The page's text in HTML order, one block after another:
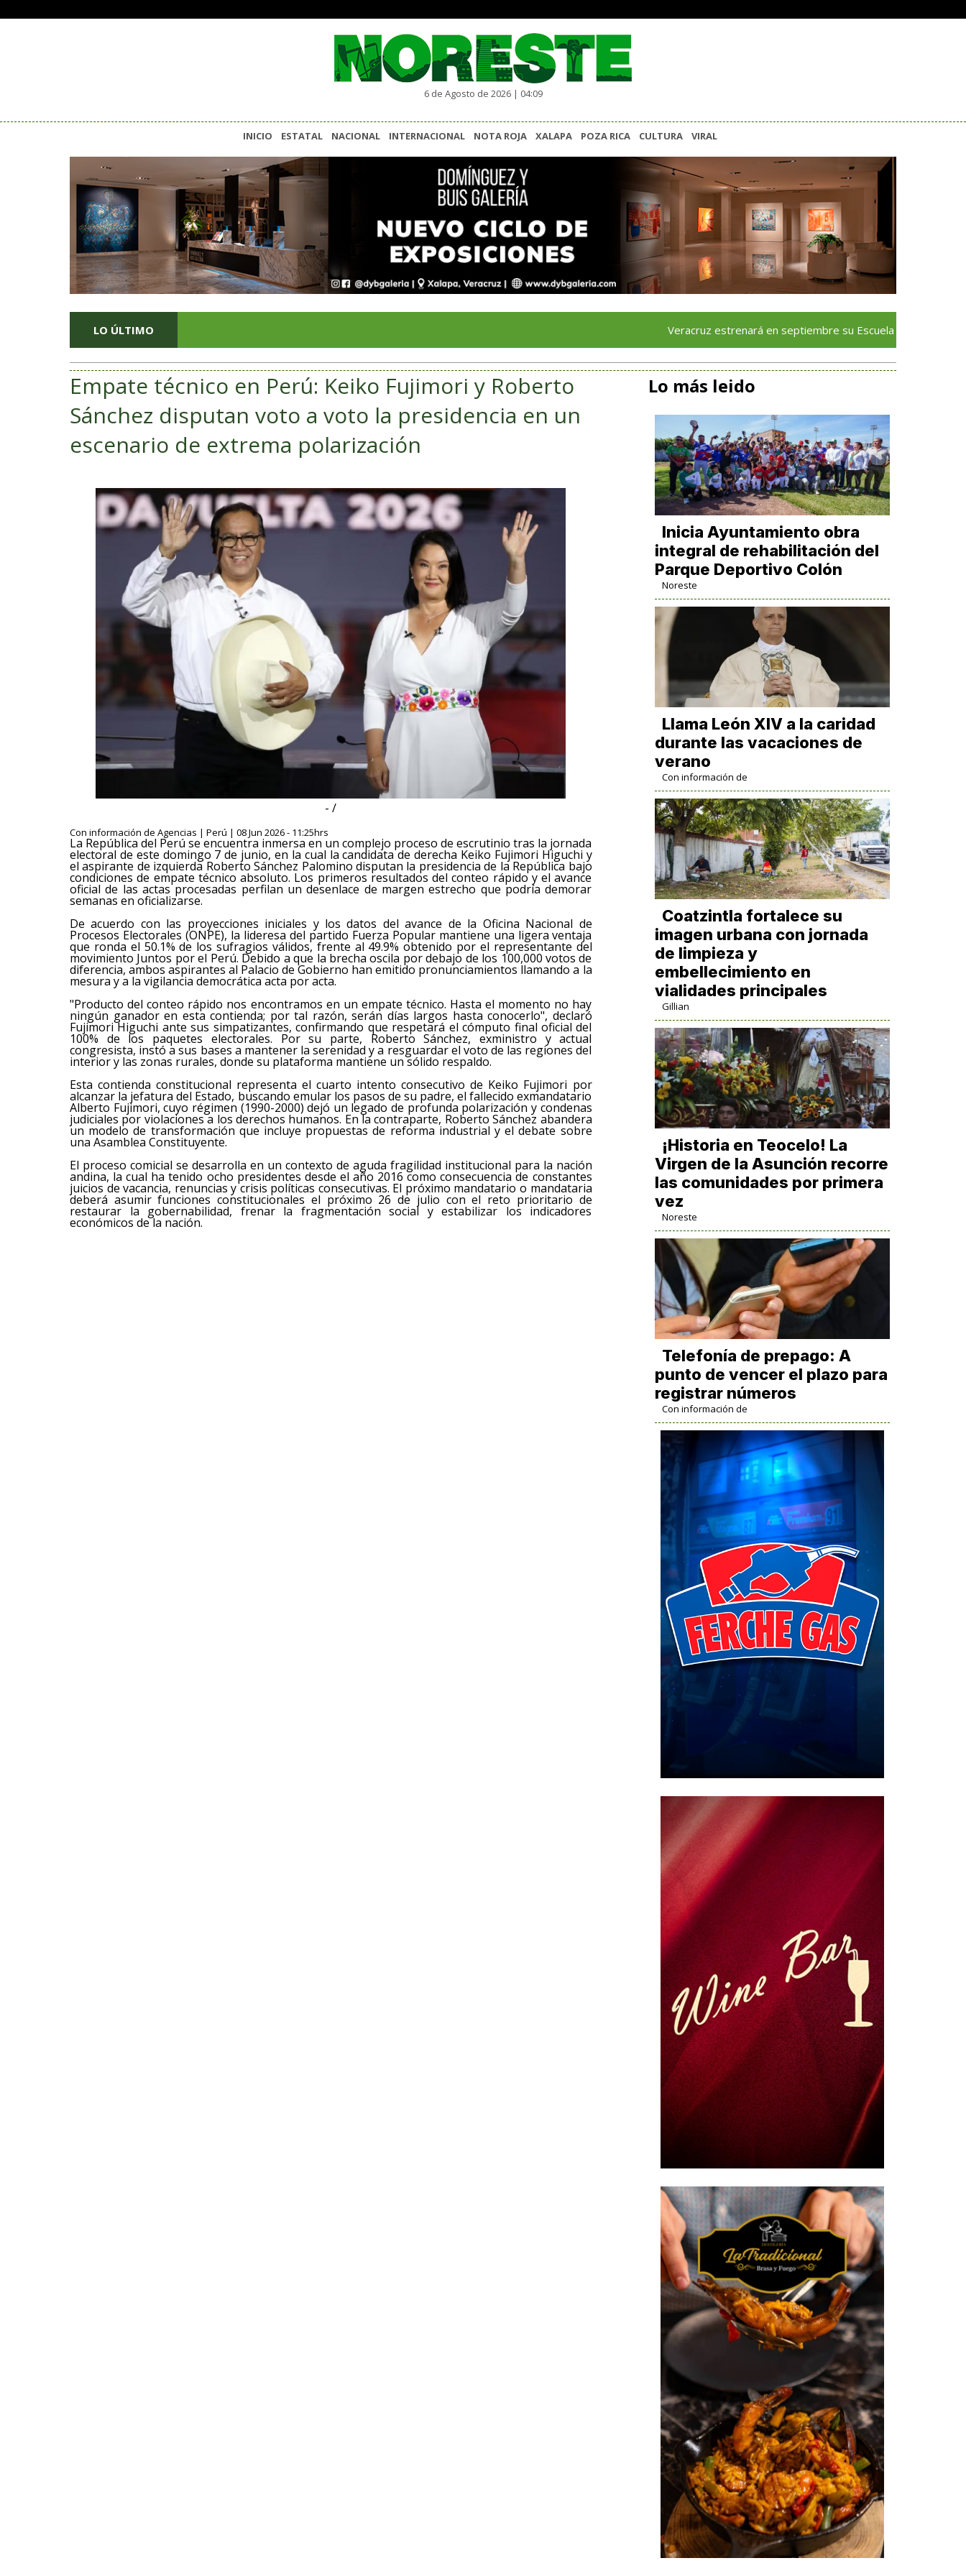
6 de Agosto de 2026 | 04:09
INICIO ESTATAL NACIONAL INTERNACIONAL NOTA ROJA XALAPA POZA RICA CULTURA VIRAL
LO ÚLTIMO Veracruz estrenará en septiembre su Escuela de Servicios Turísticos:
Empate técnico en Perú: Keiko Fujimori y Roberto
Sánchez disputan voto a voto la presidencia en un
escenario de extrema polarización
- /
Con información de Agencias | Perú | 08 Jun 2026 - 11:25hrs
La República del Perú se encuentra inmersa en un complejo proceso de escrutinio tras la jornada
electoral de este domingo 7 de junio, en la cual la candidata de derecha Keiko Fujimori Higuchi y
el aspirante de izquierda Roberto Sánchez Palomino disputan la presidencia de la República bajo
condiciones de empate técnico absoluto. Los primeros resultados del conteo rápido y el avance
oficial de las actas procesadas perfilan un desenlace de margen estrecho que podría demorar
semanas en oficializarse.
De acuerdo con las proyecciones iniciales y los datos del avance de la Oficina Nacional de
Procesos Electorales (ONPE), la lideresa del partido Fuerza Popular mantiene una ligera ventaja
que ronda el 50.1% de los sufragios válidos, frente al 49.9% obtenido por el representante del
movimiento Juntos por el Perú. Debido a que la brecha oscila por debajo de los 100,000 votos de
diferencia, ambos aspirantes al Palacio de Gobierno han emitido pronunciamientos llamando a la
mesura y a la vigilancia democrática acta por acta.
"Producto del conteo rápido nos encontramos en un empate técnico. Hasta el momento no hay
ningún ganador en esta contienda; por tal razón, serán días largos hasta conocerlo", declaró
Fujimori Higuchi ante sus simpatizantes, confirmando que respetará el cómputo final oficial del
100% de los paquetes electorales. Por su parte, Roberto Sánchez, exministro y actual
congresista, instó a sus bases a mantener la serenidad y a resguardar el voto de las regiones del
interior y las zonas rurales, donde su plataforma mantiene un sólido respaldo.
Esta contienda constitucional representa el cuarto intento consecutivo de Keiko Fujimori por
alcanzar la jefatura del Estado, buscando emular los pasos de su padre, el fallecido exmandatario
Alberto Fujimori, cuyo régimen (1990-2000) dejó un legado de profunda polarización y condenas
judiciales por violaciones a los derechos humanos. En la contraparte, Roberto Sánchez abandera
un modelo de transformación que incluye propuestas de reforma industrial y el debate sobre
una Asamblea Constituyente.
El proceso comicial se desarrolla en un contexto de aguda fragilidad institucional para la nación
andina, la cual ha tenido ocho presidentes desde el año 2016 como consecuencia de constantes
juicios de vacancia, renuncias y crisis políticas consecutivas. El próximo mandatario o mandataria
deberá asumir funciones constitucionales el próximo 26 de julio con el reto prioritario de
restaurar la gobernabilidad, frenar la fragmentación social y estabilizar los indicadores
económicos de la nación.
Lo más leido
Inicia Ayuntamiento obra
integral de rehabilitación del
Parque Deportivo Colón
Noreste
Llama León XIV a la caridad
durante las vacaciones de
verano
Con información de
Coatzintla fortalece su
imagen urbana con jornada
de limpieza y
embellecimiento en
vialidades principales
Gillian
​¡Historia en Teocelo! La
Virgen de la Asunción recorre
las comunidades por primera
vez
Noreste
Telefonía de prepago: A
punto de vencer el plazo para
registrar números
Con información de